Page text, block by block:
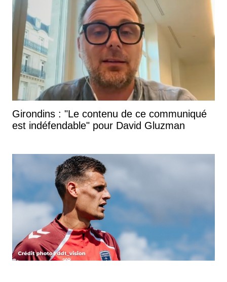
Girondins : "Le contenu de ce communiqué
est indéfendable" pour David Gluzman